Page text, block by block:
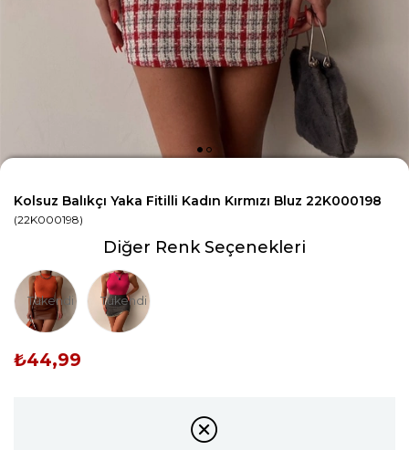
Kolsuz Balıkçı Yaka Fitilli Kadın Kırmızı Bluz 22K000198
(22K000198)
Diğer Renk Seçenekleri
Tükendi Tükendi
₺44,99